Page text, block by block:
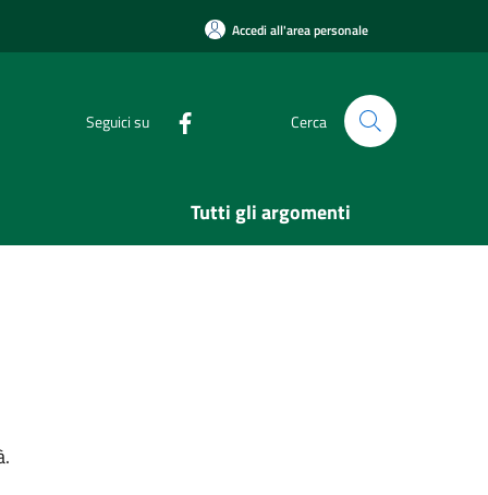
Accedi all'area personale
Seguici su Cerca
Tutti gli argomenti